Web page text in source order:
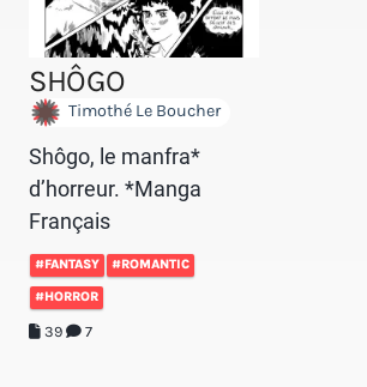
SHÔGO
Timothé Le Boucher
Shôgo, le manfra*
d’horreur. *Manga
Français
#FANTASY #ROMANTIC
#HORROR
39 7